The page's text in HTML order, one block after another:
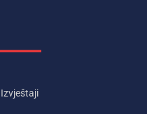
Izvještaji